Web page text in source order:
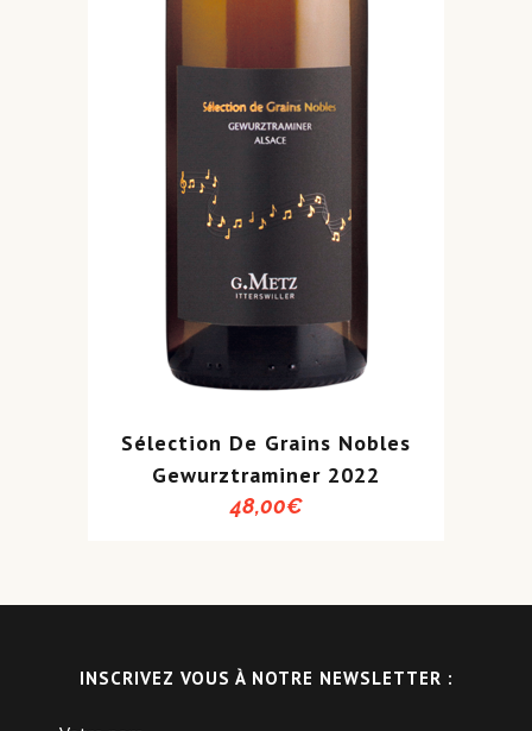
Sélection De Grains Nobles
Gewurztraminer 2022
48,00€
INSCRIVEZ VOUS À NOTRE NEWSLETTER :